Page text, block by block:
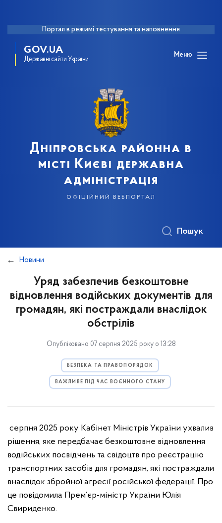
Портал в режимі тестування та наповнення
GOV.UA
Державні сайти України
Меню
Дніпровська районна в
місті Києві державна
адміністрація
офіційний вебпортал
Пошук
Новини
Уряд забезпечив безкоштовне
відновлення водійських документів для
громадян, які постраждали внаслідок
обстрілів
Опубліковано 07 серпня 2025 року о 13:28
БЕЗПЕКА ТА ПРАВОПОРЯДОК
ВАЖЛИВЕ ПІД ЧАС ВОЄННОГО СТАНУ
серпня 2025 року Кабінет Міністрів України ухвалив
рішення, яке передбачає безкоштовне відновлення
водійських посвідчень та свідоцтв про реєстрацію
транспортних засобів для громадян, які постраждали
внаслідок збройної агресії російської федерації. Про
це повідомила Прем’єр-міністр України Юлія
Свириденко.